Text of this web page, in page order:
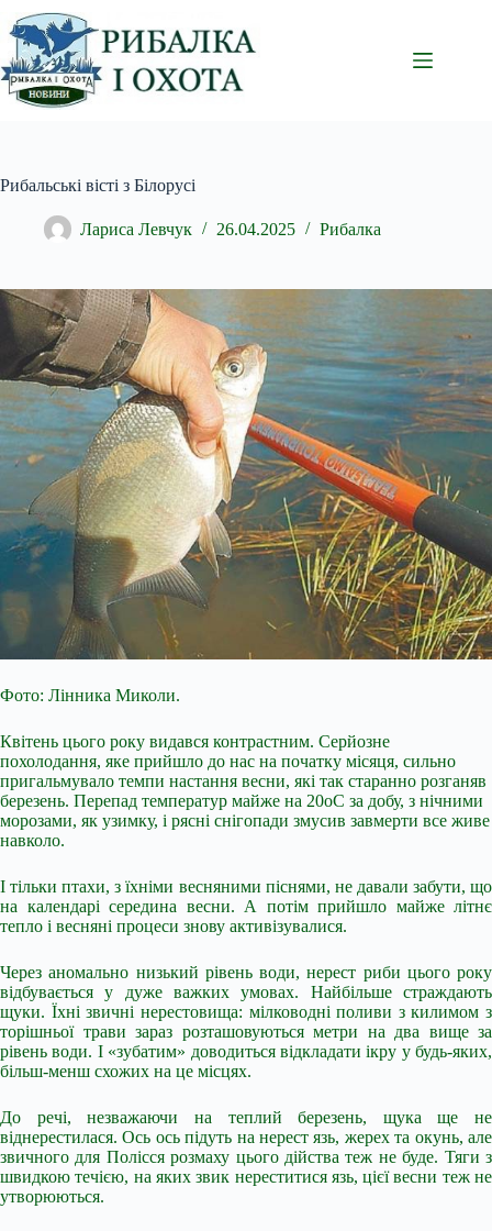
Перейти
до
вмісту
Рибальські вісті з Білорусі
Лариса Левчук 26.04.2025 Рибалка
Фото: Лінника Миколи.
Квітень цього року видався контрастним. Серйозне
похолодання, яке прийшло до нас на початку місяця, сильно
пригальмувало темпи настання весни, які так старанно розганяв
березень. Перепад температур майже на 20оС за добу, з нічними
морозами, як узимку, і рясні снігопади змусив завмерти все живе
навколо.
І тільки птахи, з їхніми весняними піснями, не давали забути, що
на календарі середина весни. А потім прийшло майже літнє
тепло і весняні процеси знову активізувалися.
Черезаномально низький рівень води, нерест риби цього року
відбувається у дуже важких умовах. Найбільше страждають
щуки. Їхні звичні нерестовища: мілководні поливи з килимом з
торішньої трави зараз розташовуються метри на два вище за
рівень води. І «зубатим» доводиться відкладати ікру у будь-яких,
більш-менш схожих на це місцях.
До речі, незважаючи на теплий березень, щука ще не
віднерестилася. Ось ось підуть на нерест язь, жерех та окунь, але
звичного для Полісся розмаху цього дійства теж не буде. Тяги з
швидкою течією, на яких звик нереститися язь, цієї весни теж не
утворюються.